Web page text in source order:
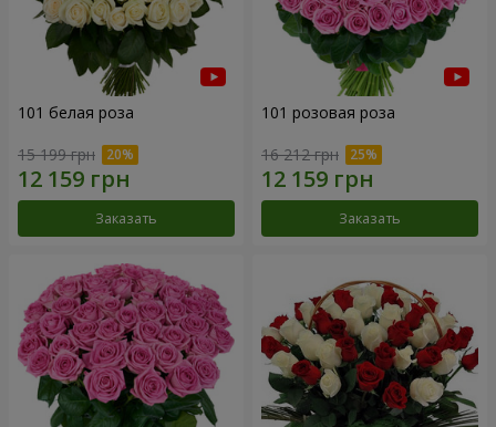
101 белая роза
15 199 грн
Заказать
101 розовая роза
16 212 грн
Заказать